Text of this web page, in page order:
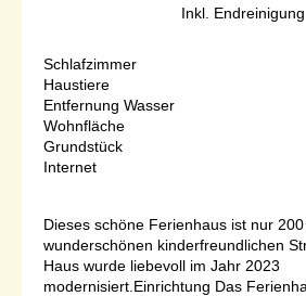
Inkl. Endreinigung
Schlafzimmer
Haustiere
Entfernung Wasser
Wohnfläche
Grundstück
Internet
Dieses schöne Ferienhaus ist nur
wunderschönen kinderfreundlichen
Haus wurde liebevoll im Jahr 2023
modernisiert.Einrichtung Das